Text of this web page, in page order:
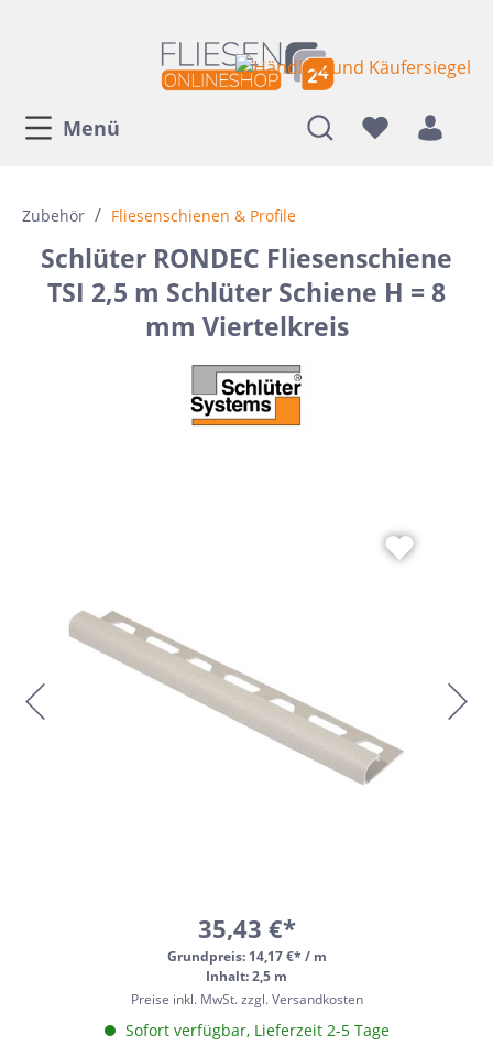
Menü
Zubehör / Fliesenschienen & Profile
Schlüter RONDEC Fliesenschiene
TSI 2,5 m Schlüter Schiene H = 8
mm Viertelkreis
35,43 €*
Grundpreis: 14,17 €* / m
Inhalt: 2,5 m
Preise inkl. MwSt. zzgl. Versandkosten
Sofort verfügbar, Lieferzeit 2-5 Tage